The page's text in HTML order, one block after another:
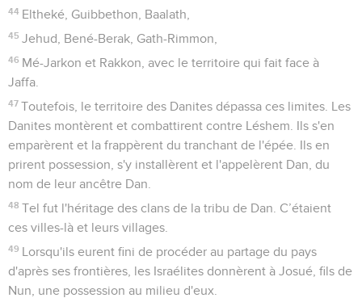
44 Eltheké, Guibbethon, Baalath,
45 Jehud, Bené-Berak, Gath-Rimmon,
46 Mé-Jarkon et Rakkon, avec le territoire qui fait face à
Jaffa.
47 Toutefois, le territoire des Danites dépassa ces limites. Les
Danites montèrent et combattirent contre Léshem. Ils s'en
emparèrent et la frappèrent du tranchant de l'épée. Ils en
prirent possession, s'y installèrent et l'appelèrent Dan, du
nom de leur ancêtre Dan.
48 Tel fut l'héritage des clans de la tribu de Dan. C’étaient
ces villes-là et leurs villages.
49 Lorsqu'ils eurent fini de procéder au partage du pays
d'après ses frontières, les Israélites donnèrent à Josué, fils de
Nun, une possession au milieu d'eux.